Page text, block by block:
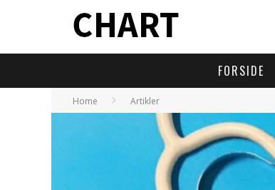
FORSIDE
Home Artikler